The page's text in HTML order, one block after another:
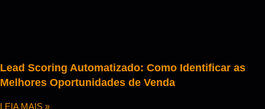
Lead Scoring Automatizado: Como Identificar as
Melhores Oportunidades de Venda
LEIA MAIS »